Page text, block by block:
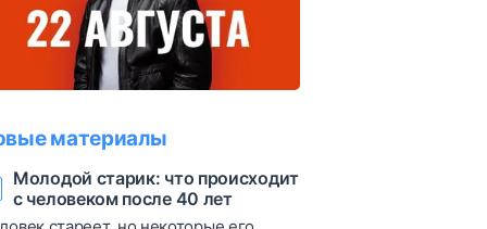
материалы
Молодой старик: что происходит
с человеком после 40 лет